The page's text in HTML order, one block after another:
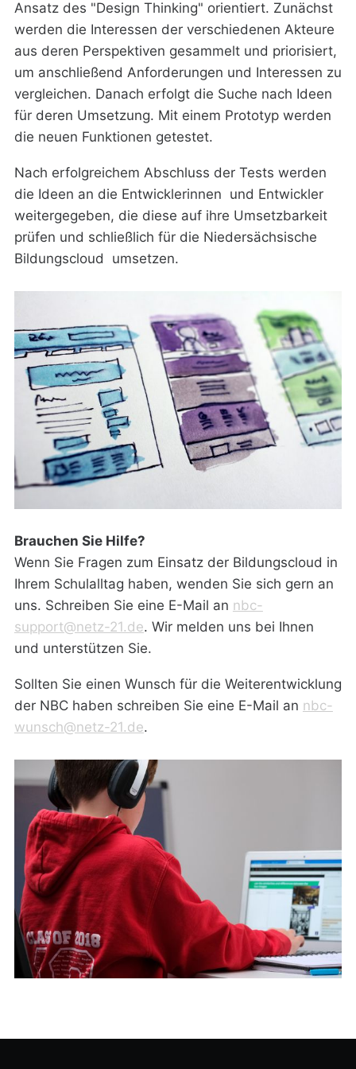
Ansatz des "Design Thinking" orientiert. Zunächst
werden die Interessen der verschiedenen Akteure
aus deren Perspektiven gesammelt und priorisiert,
um anschließend Anforderungen und Interessen zu
vergleichen. Danach erfolgt die Suche nach Ideen
für deren Umsetzung. Mit einem Prototyp werden
die neuen Funktionen getestet.
Nach erfolgreichem Abschluss der Tests werden
die Ideen an die Entwicklerinnen und Entwickler
weitergegeben, die diese auf ihre Umsetzbarkeit
prüfen und schließlich für die Niedersächsische
Bildungscloud umsetzen.
Brauchen Sie Hilfe?
Wenn Sie Fragen zum Einsatz der Bildungscloud in
Ihrem Schulalltag haben, wenden Sie sich gern an
uns. Schreiben Sie eine E-Mail an nbc-
support@netz-21.de. Wir melden uns bei Ihnen
und unterstützen Sie.
Sollten Sie einen Wunsch für die Weiterentwicklung
der NBC haben schreiben Sie eine E-Mail an nbc-
wunsch@netz-21.de.